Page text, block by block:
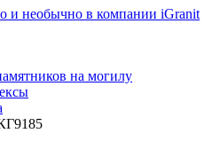
и необычно в компании iGranit
на могилу